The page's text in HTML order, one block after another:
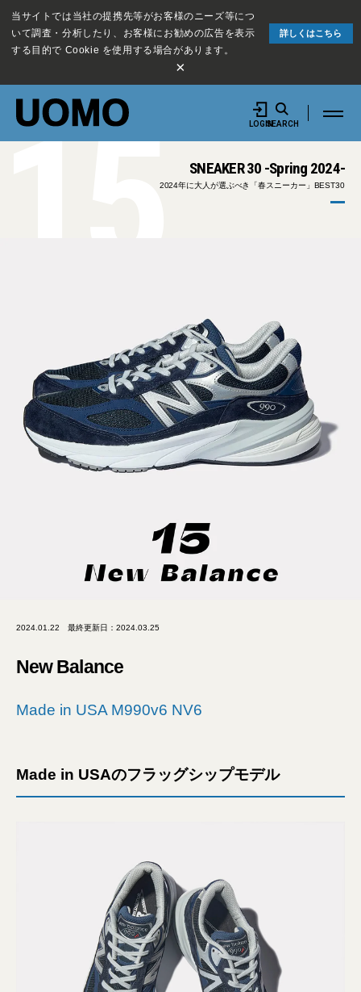
当サイトでは当社の提携先等がお客様のニーズ等につ
いて調査・分析したり、お客様にお勧めの広告を表示
する目的で Cookie を使用する場合があります。
詳しくはこちら
×
LOGINSEARCH
SNEAKER 30 -Spring 2024-
2024年に大人が選ぶべき「春スニーカー」BEST30
15
2024.01.22 最終更新日：2024.03.25
New Balance
Made in USA M990v6 NV6
Made in USAのフラッグシップモデル